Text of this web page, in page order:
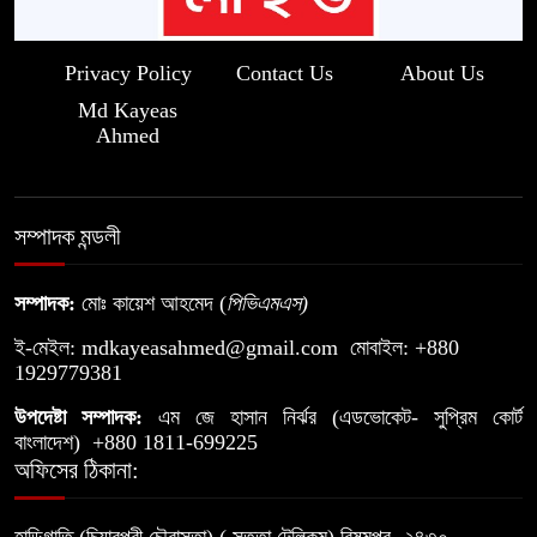
Privacy Policy Contact Us
About Us
Md Kayeas
Ahmed
সম্পাদক মন্ডলী
সম্পাদক: মোঃ কায়েশ আহমেদ (পিভিএমএস)
ই-মেইল: mdkayeasahmed@gmail.com মোবাইল: +880
1929779381
উপদেষ্টা সম্পাদক: এম জে হাসান নির্ঝর (এডভোকেট- সুপ্রিম কোর্ট
বাংলাদেশ) +880 1811-699225
অফিসের ঠিকানা: